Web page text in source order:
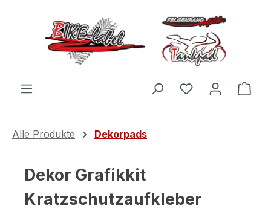
Zum Hauptinhalt springen
Du hast 0
Alle Produkte Dekorpads
Dekor Grafikkit
Kratzschutzaufkleber